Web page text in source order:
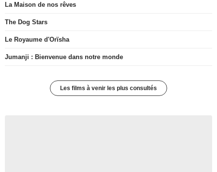
La Maison de nos rêves
The Dog Stars
Le Royaume d'Orïsha
Jumanji : Bienvenue dans notre monde
Les films à venir les plus consultés